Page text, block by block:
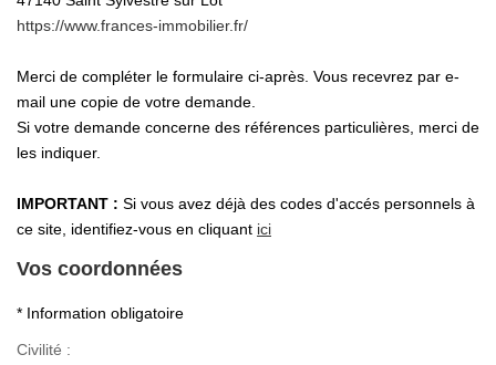
https://www.frances-immobilier.fr/
Merci de compléter le formulaire ci-après. Vous recevrez par e-
mail une copie de votre demande.
Si votre demande concerne des références particulières, merci de
les indiquer.
IMPORTANT : Si vous avez déjà des codes d'accés personnels à
ce site, identifiez-vous en cliquant ici
Vos coordonnées
* Information obligatoire
Civilité :